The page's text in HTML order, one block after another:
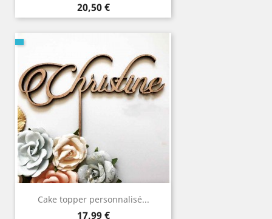
Prix
20,50 €
Cake topper personnalisé...
Prix
17,99 €